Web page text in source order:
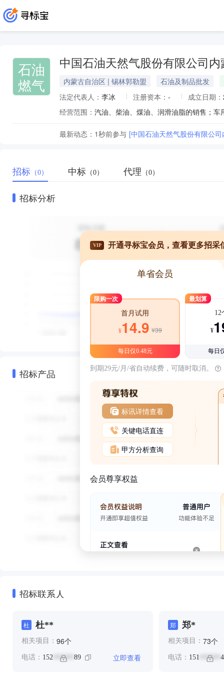
石油
燃气
中国石油天然气股份有限公司
内蒙古自治区 | 锡林郭勒盟 石油及制品批发
法定代表人： 李冰 注册资本： - 成立日期：
经营范围：
最新动态： 1秒前参与 [中国石油天然气股份有限公
招标 （0） 中标 （0） 代理 （0）
招标分析
招标产品
VIP 开通寻标宝会员，查看更多招采
单省会员
限购一次
首月试用
¥14.9 ¥39
每日仅0.48元
最划算
12
¥
每日
到期29元/月/省自动续费，可随时取消。
标讯详情查看
关键电话直连
甲方分析查询
会员尊享权益
招标联系人
杜 杜**
相关项目： 96个
电话： 152 ****** 89 立即查看
郑 郑*
相关项目： 73个
电话： 151 ******